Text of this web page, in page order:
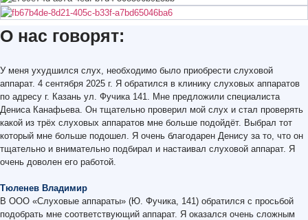
О нас говорят:
У меня ухудшился слух, необходимо было приобрести слуховой
аппарат. 4 сентября 2025 г. Я обратился в клинику слуховых аппаратов
по адресу г. Казань ул. Фучика 141. Мне предложили специалиста
Дениса Канафьева. Он тщательно проверил мой слух и стал проверять
какой из трёх слуховых аппаратов мне больше подойдёт. Выбрал тот
который мне больше подошел. Я очень благодарен Денису за то, что он
тщательно и внимательно подбирал и настаивал слуховой аппарат. Я
очень доволен его работой.
Тюленев Владимир
В ООО «Слуховые аппараты» (Ю. Фучика, 141) обратился с просьбой
подобрать мне соответствующий аппарат. Я оказался очень сложным